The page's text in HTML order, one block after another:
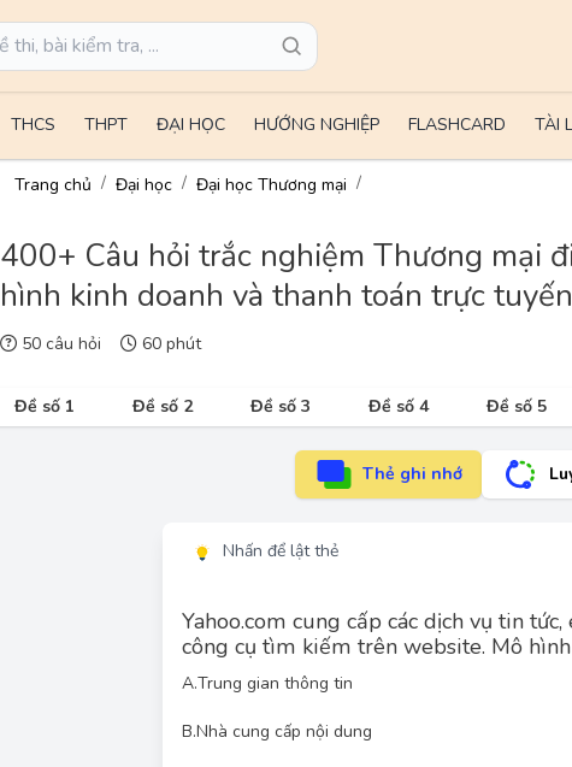
THCS THPT ĐẠI HỌC HƯỚNG NGHIỆP FLASHCARD TÀI
Trang chủ Đại học Đại học Thương mại
400+ Câu hỏi trắc nghiệm Thương mại
hình kinh doanh và thanh toán trực
50 câu hỏi 60 phút
Đề số 1 Đề số 2 Đề số 3 Đề số 4 Đề số 5
Thẻ ghi nhớ
Nhấn để lật thẻ
Yahoo.com cung cấp các dịch vụ tin
công cụ tìm kiếm trên website. Mô hình
A.Trung gian thông tin
B.Nhà cung cấp nội dung